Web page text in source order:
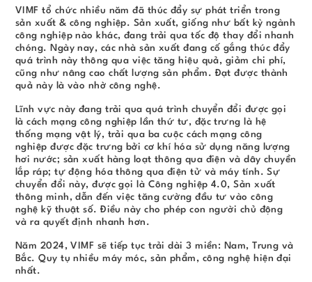
VIMF tổ chức nhiều năm đã thúc đẩy sự phát triển trong
sản xuất & công nghiệp. Sản xuất, giống như bất kỳ ngành
công nghiệp nào khác, đang trải qua tốc độ thay đổi nhanh
chóng. Ngày nay, các nhà sản xuất đang cố gắng thúc đẩy
quá trình này thông qua việc tăng hiệu quả, giảm chi phí,
cũng như nâng cao chất lượng sản phẩm. Đạt được thành
quả này là vào nhờ công nghệ.
Lĩnh vực này đang trải qua quá trình chuyển đổi được gọi
là cách mạng công nghiệp lần thứ tư, đặc trưng là hệ
thống mạng vật lý, trải qua ba cuộc cách mạng công
nghiệp được đặc trưng bởi cơ khí hóa sử dụng năng lượng
hơi nước; sản xuất hàng loạt thông qua điện và dây chuyền
lắp ráp; tự động hóa thông qua điện tử và máy tính. Sự
chuyển đổi này, được gọi là Công nghiệp 4.0, Sản xuất
thông minh, dẫn đến việc tăng cường đầu tư vào công
nghệ kỹ thuật số. Điều này cho phép con người chủ động
và ra quyết định nhanh hơn.
Năm 2024, VIMF sẽ tiếp tục trải dài 3 miền: Nam, Trung và
Bắc. Quy tụ nhiều máy móc, sản phẩm, công nghệ hiện đại
nhất.